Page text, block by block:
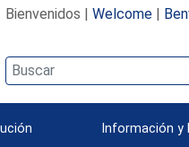
Bienvenidos | Welcome|
Información y